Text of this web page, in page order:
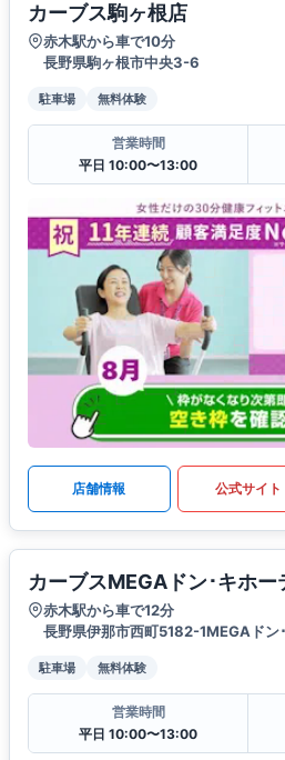
カーブス駒ヶ根店
赤木駅から車で10分
長野県駒ヶ根市中央3-6
駐車場 無料体験
営業時間
平日 10:00〜13:00
店舗情報 公式サイト
カーブスMEGAドン･キホ
赤木駅から車で12分
長野県伊那市西町5182-1MEGAドン
駐車場 無料体験
営業時間
平日 10:00〜13:00